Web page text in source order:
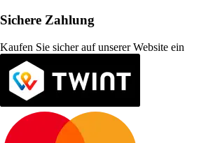
Sichere Zahlung
Kaufen Sie sicher auf unserer Website ein